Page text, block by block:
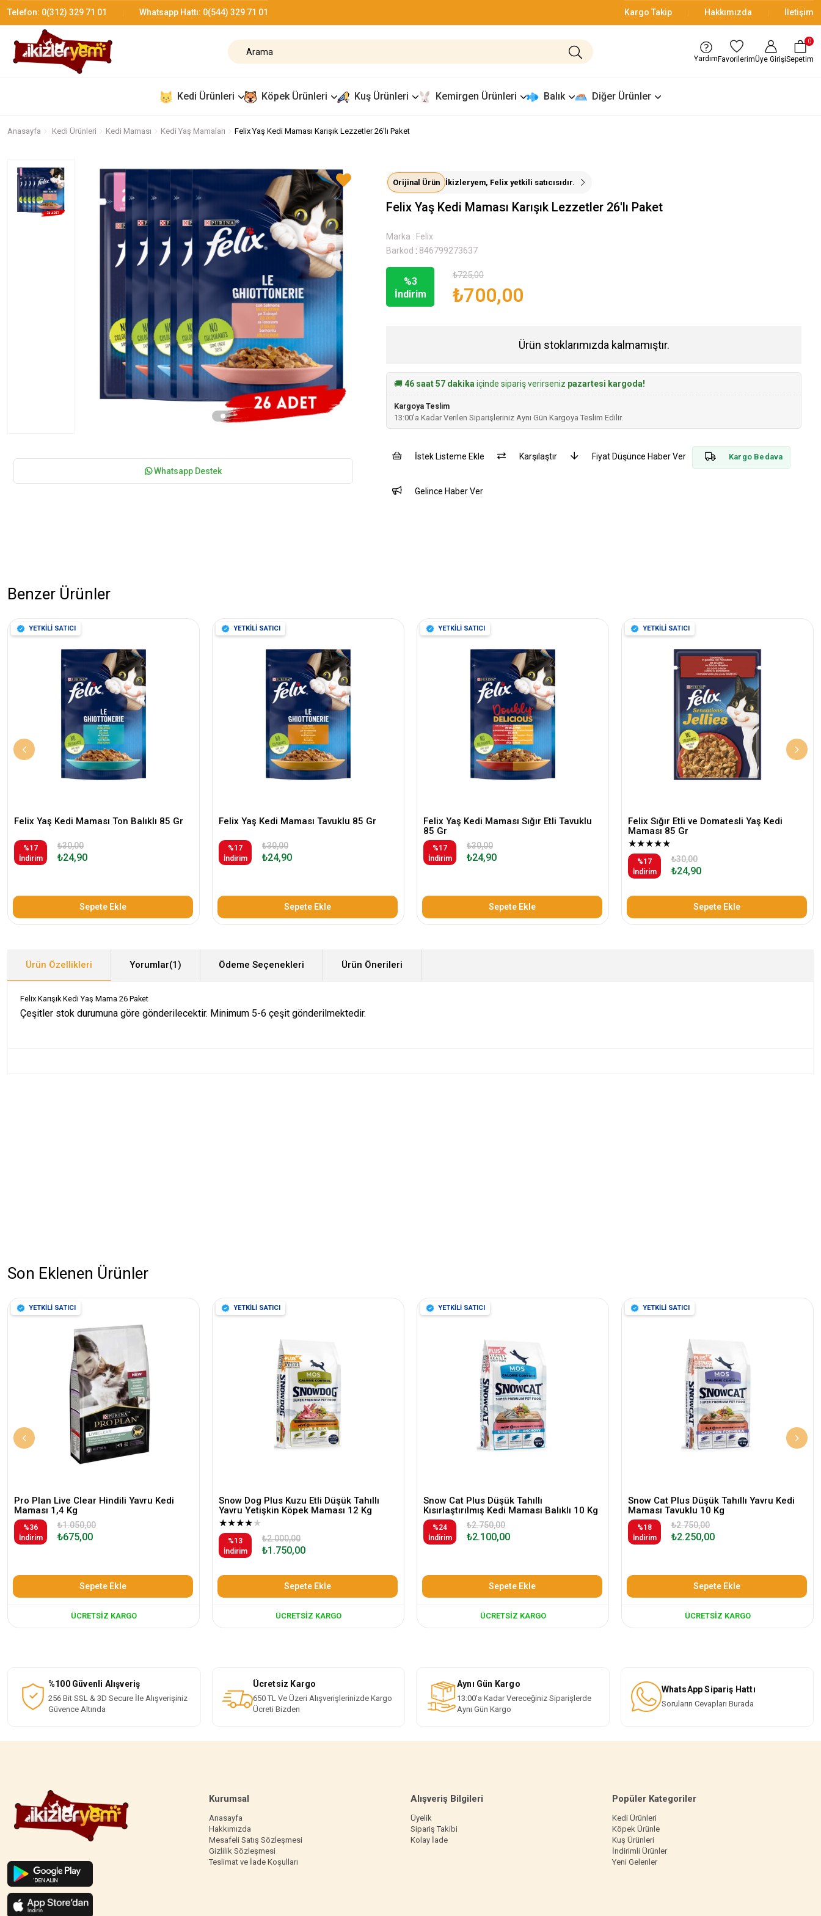
Telefon: 0(312) 329 71 01 Whatsapp Hattı: 0(544) 329 71 01 Kargo Takip Hakkımızda İletişim
Yardım FavorilerimÜye GirişiSepetim
0
Kedi Ürünleri Köpek Ürünleri Kuş Ürünleri Kemirgen Ürünleri Balık Diğer Ürünler
Anasayfa Kedi Ürünleri Kedi Maması Kedi Yaş Mamaları Felix Yaş Kedi Maması Karışık Lezzetler 26'lı Paket
Whatsapp Destek
Orijinal Ürün İkizleryem, Felix yetkili satıcısıdır.
Felix Yaş Kedi Maması Karışık Lezzetler 26'lı Paket
Marka : Felix
Barkod : 846799273637
%3
İndirim
₺725,00
₺700,00
Ürün stoklarımızda kalmamıştır.
🚚 46 saat 57 dakika içinde sipariş verirseniz pazartesi kargoda!
Kargoya Teslim
13:00'a Kadar Verilen Siparişleriniz Aynı Gün Kargoya Teslim Edilir.
İstek Listeme Ekle Karşılaştır Fiyat Düşünce Haber Ver Kargo Bedava
Gelince Haber Ver
Benzer Ürünler
Felix Yaş Kedi Maması Ton Balıklı 85 Gr
%17
İndirim
₺24,90
₺30,00
Sepete Ekle
YETKİLİ SATICI
Felix Yaş Kedi Maması Tavuklu 85 Gr
%17
İndirim
₺24,90
₺30,00
Sepete Ekle
YETKİLİ SATICI
Felix Yaş Kedi Maması Sığır Etli Tavuklu
85 Gr
%17
İndirim
₺24,90
₺30,00
Sepete Ekle
YETKİLİ SATICI
Felix Sığır Etli ve Domatesli Yaş Kedi
Maması 85 Gr
★★★★★
%17
İndirim
₺24,90
₺30,00
Sepete Ekle
YETKİLİ SATICI
Ürün Özellikleri Yorumlar(1) Ödeme Seçenekleri Ürün Önerileri
Felix Karışık Kedi Yaş Mama 26 Paket
Çeşitler stok durumuna göre gönderilecektir. Minimum 5-6 çeşit gönderilmektedir.
Son Eklenen Ürünler
Pro Plan Live Clear Hindili Yavru Kedi
Maması 1,4 Kg
%36
İndirim
₺675,00
₺1.050,00
Sepete Ekle
ÜCRETSIZ KARGO
YETKİLİ SATICI
Snow Dog Plus Kuzu Etli Düşük Tahıllı
Yavru Yetişkin Köpek Maması 12 Kg
★★★★★
%13
İndirim
₺1.750,00
₺2.000,00
Sepete Ekle
ÜCRETSIZ KARGO
YETKİLİ SATICI
Snow Cat Plus Düşük Tahıllı
Kısırlaştırılmış Kedi Maması Balıklı 10 Kg
%24
İndirim
₺2.100,00
₺2.750,00
Sepete Ekle
ÜCRETSIZ KARGO
YETKİLİ SATICI
Snow Cat Plus Düşük Tahıllı Yavru Kedi
Maması Tavuklu 10 Kg
%18
İndirim
₺2.250,00
₺2.750,00
Sepete Ekle
ÜCRETSIZ KARGO
YETKİLİ SATICI
%100 Güvenli Alışveriş
256 Bit SSL & 3D Secure İle Alışverişiniz
Güvence Altında
Ücretsiz Kargo
650 TL Ve Üzeri Alışverişlerinizde Kargo
Ücreti Bizden
Aynı Gün Kargo
13:00'a Kadar Vereceğiniz Siparişlerde
Aynı Gün Kargo
WhatsApp Sipariş Hattı
Soruların Cevapları Burada
Kurumsal
Anasayfa
Hakkımızda
Mesafeli Satış Sözleşmesi
Gizlilik Sözleşmesi
Teslimat ve İade Koşulları
Alışveriş Bilgileri
Üyelik
Sipariş Takibi
Kolay İade
Popüler Kategoriler
Kedi Ürünleri
Köpek Ürünle
Kuş Ürünleri
İndirimli Ürünler
Yeni Gelenler